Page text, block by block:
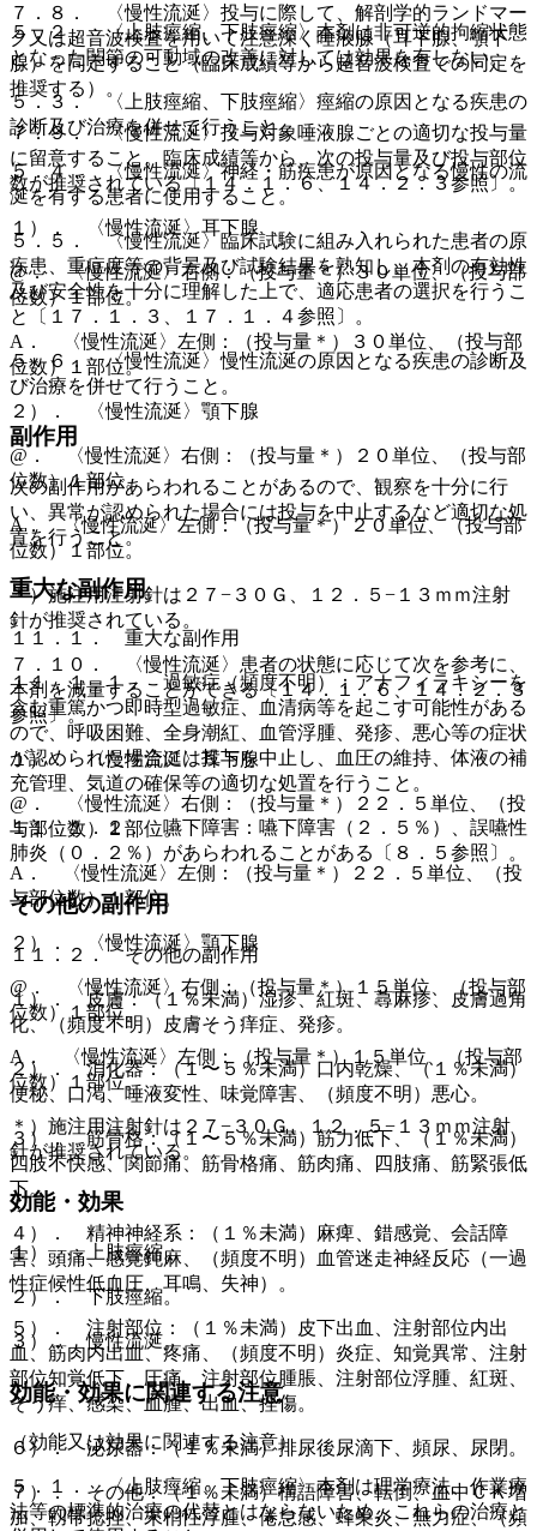
５．２． 〈上肢痙縮、下肢痙縮〉本剤は非可逆的拘縮状態
となった関節の可動域の改善に対しては効果を有しない。
５．３． 〈上肢痙縮、下肢痙縮〉痙縮の原因となる疾患の
診断及び治療を併せて行うこと。
５．４． 〈慢性流涎〉神経・筋疾患が原因となる慢性の流
涎を有する患者に使用すること。
５．５． 〈慢性流涎〉臨床試験に組み入れられた患者の原
疾患、重症度等の背景及び試験結果を熟知し、本剤の有効性
及び安全性を十分に理解した上で、適応患者の選択を行うこ
と〔１７．１．３、１７．１．４参照〕。
５．６． 〈慢性流涎〉慢性流涎の原因となる疾患の診断及
び治療を併せて行うこと。
副作用
次の副作用があらわれることがあるので、観察を十分に行
い、異常が認められた場合には投与を中止するなど適切な処
置を行うこと。
重大な副作用
１１．１． 重大な副作用
１１．１．１． 過敏症（頻度不明）：アナフィラキシーを
含む重篤かつ即時型過敏症、血清病等を起こす可能性がある
ので、呼吸困難、全身潮紅、血管浮腫、発疹、悪心等の症状
が認められた場合には投与を中止し、血圧の維持、体液の補
充管理、気道の確保等の適切な処置を行うこと。
１１．１．２． 嚥下障害：嚥下障害（２．５％）、誤嚥性
肺炎（０．２％）があらわれることがある〔８．５参照〕。
その他の副作用
１１．２． その他の副作用
１）． 皮膚：（１％未満）湿疹、紅斑、蕁麻疹、皮膚過角
化、（頻度不明）皮膚そう痒症、発疹。
２）． 消化器：（１〜５％未満）口内乾燥、（１％未満）
便秘、口渇、唾液変性、味覚障害、（頻度不明）悪心。
３）． 筋骨格：（１〜５％未満）筋力低下、（１％未満）
四肢不快感、関節痛、筋骨格痛、筋肉痛、四肢痛、筋緊張低
下。
４）． 精神神経系：（１％未満）麻痺、錯感覚、会話障
害、頭痛、感覚鈍麻、（頻度不明）血管迷走神経反応（一過
性症候性低血圧、耳鳴、失神）。
５）． 注射部位：（１％未満）皮下出血、注射部位内出
血、筋肉内出血、疼痛、（頻度不明）炎症、知覚異常、注射
部位知覚低下、圧痛、注射部位腫脹、注射部位浮腫、紅斑、
そう痒、感染、血腫、出血、挫傷。
６）． 泌尿器：（１％未満）排尿後尿滴下、頻尿、尿閉。
７）． その他：（１％未満）構語障害、転倒、血中ＣＫ増
加、靱帯捻挫、末梢性浮腫、倦怠感、蜂巣炎、無力症、（頻
７．８． 〈慢性流涎〉投与に際して、解剖学的ランドマー
ク又は超音波検査を用いて注意深く唾液腺（耳下腺、顎下
腺）を同定すること（臨床成績等から超音波検査での同定を
推奨する）。
７．９． 〈慢性流涎〉投与対象唾液腺ごとの適切な投与量
に留意すること。臨床成績等から、次の投与量及び投与部位
数が推奨されている〔１４．１．６、１４．２．３参照〕。
１）． 〈慢性流涎〉耳下腺
@． 〈慢性流涎〉右側：（投与量＊）３０単位、（投与部
位数）１部位。
A． 〈慢性流涎〉左側：（投与量＊）３０単位、（投与部
位数）１部位。
２）． 〈慢性流涎〉顎下腺
@． 〈慢性流涎〉右側：（投与量＊）２０単位、（投与部
位数）１部位。
A． 〈慢性流涎〉左側：（投与量＊）２０単位、（投与部
位数）１部位。
＊）施注用注射針は２７−３０Ｇ、１２．５−１３ｍｍ注射
針が推奨されている。
７．１０． 〈慢性流涎〉患者の状態に応じて次を参考に、
本剤を減量することができる〔１４．１．６、１４．２．３
参照〕。
１）． 〈慢性流涎〉耳下腺
@． 〈慢性流涎〉右側：（投与量＊）２２．５単位、（投
与部位数）１部位。
A． 〈慢性流涎〉左側：（投与量＊）２２．５単位、（投
与部位数）１部位。
２）． 〈慢性流涎〉顎下腺
@． 〈慢性流涎〉右側：（投与量＊）１５単位、（投与部
位数）１部位。
A． 〈慢性流涎〉左側：（投与量＊）１５単位、（投与部
位数）１部位。
＊）施注用注射針は２７−３０Ｇ、１２．５−１３ｍｍ注射
針が推奨されている。
効能・効果
１）． 上肢痙縮。
２）． 下肢痙縮。
３）． 慢性流涎。
効能・効果に関連する注意
（効能又は効果に関連する注意）
５．１． 〈上肢痙縮、下肢痙縮〉本剤は理学療法、作業療
法等の標準的治療の代替とはならないため、これらの治療と